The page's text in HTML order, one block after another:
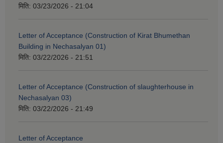
मिति: 03/23/2026 - 21:04
Letter of Acceptance (Construction of Kirat Bhumethan
Building in Nechasalyan 01)
मिति: 03/22/2026 - 21:51
Letter of Acceptance (Construction of slaughterhouse in
Nechasalyan 03)
मिति: 03/22/2026 - 21:49
Letter of Acceptance